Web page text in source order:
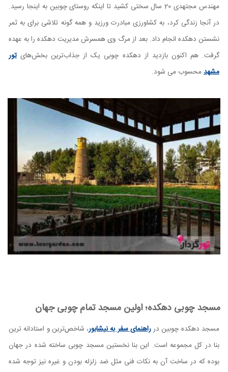
مهندس مجتهدی 20 سال سختی کشید تا اینکه روستای چوبین به اینجا رسید.
در آنجا زندگی کرد، به کشاورزی مبادرت ورزید و همه گونه تلاشی برای به ثمر
نشستن دهکده انجام داد. بعد از مرگ وی همسرش مدیریت دهکده را به عهده
گرفت. هم اکنون بازدید از دهکده چوبی یک از جذاب‌ترین بخش‌هایتور
مشهدمحسوب می شود.
مسجد چوبی دهکده؛ اولین مسجد تمام چوبی جهان
مسجد دهکده چوبین درراهنمای سفر به نیشابور، شاخص‌ترین و استادانه ترین
بنا در کل مجموعه است. این بنا نخستین مسجد چوبی ساخته شده در جهان
بوده که در ساخت آن به نکات فنی مثل ضد زلزله بودن و غیره نیز توجه شده